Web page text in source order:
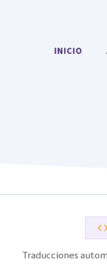
INICIO
Traducciones